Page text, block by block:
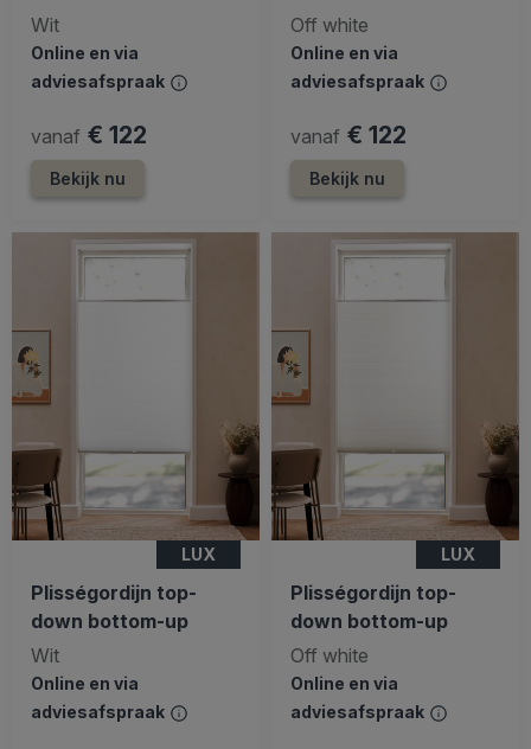
Wit
Online en via
adviesafspraak
vanaf € 122
Bekijk nu
Off white
Online en via
adviesafspraak
vanaf € 122
Bekijk nu
LUX
Plisségordijn top-
down bottom-up
Wit
Online en via
adviesafspraak
LUX
Plisségordijn top-
down bottom-up
Off white
Online en via
adviesafspraak